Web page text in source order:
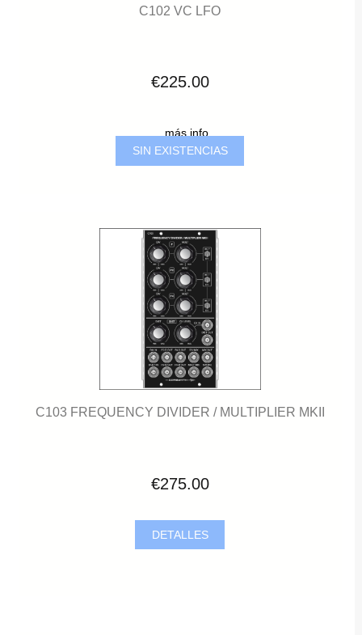
C102 VC LFO
€225.00
... más info
SIN EXISTENCIAS
C103 FREQUENCY DIVIDER / MULTIPLIER MKII
€275.00
DETALLES